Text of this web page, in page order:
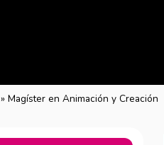
» Magíster en Animación y Creación